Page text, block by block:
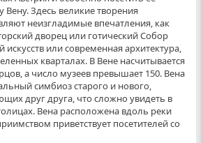
Вену. Здесь великие творения
неизгладимые впечатления, как
дворец или готический Собор
искусств или современная архитектура,
кварталах. В Вене насчитывается
а число музеев превышает 150. Вена
симбиоз старого и нового,
друг друга, что сложно увидеть в
Вена расположена вдоль реки
приветствует посетителей со